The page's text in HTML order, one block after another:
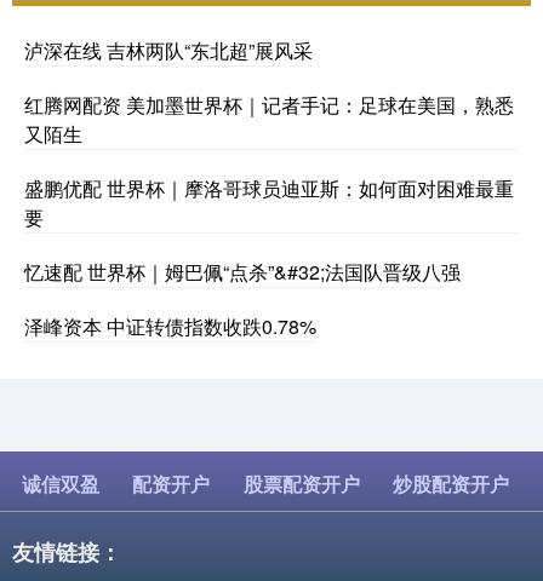
泸深在线 吉林两队“东北超”展风采
红腾网配资 美加墨世界杯｜记者手记：足球在美国，熟悉
又陌生
盛鹏优配 世界杯｜摩洛哥球员迪亚斯：如何面对困难最重
要
忆速配 世界杯｜姆巴佩“点杀”&#32;法国队晋级八强
泽峰资本 中证转债指数收跌0.78%
诚信双盈 配资开户 股票配资开户 炒股配资开户
友情链接：